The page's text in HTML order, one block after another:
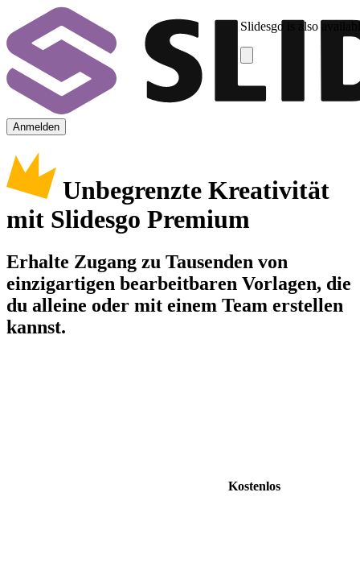
Slidesgo is also
Anmelden
Unbegrenzte Kreativität
mit Slidesgo Premium
Erhalte Zugang zu Tausenden von
einzigartigen bearbeitbaren Vorlagen, die
du alleine oder mit einem Team erstellen
kannst.
Kostenlos